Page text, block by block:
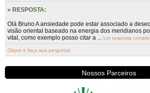
» RESPOSTA:
Olá Bruno A ansiedade pode estar associado a
visão oriental baseado na energia dos meridianos
vital, como exemplo posso citar a ... Ler resposta
Clique e faça sua pergunta!
Nossos Parceiros